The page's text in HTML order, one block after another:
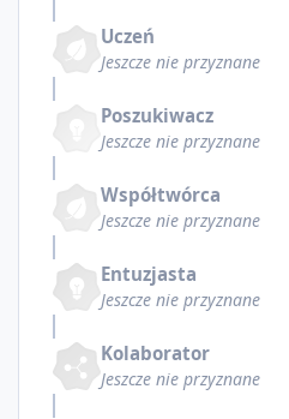
Uczeń
Jeszcze nie przyznane
Poszukiwacz
Jeszcze nie przyznane
Współtwórca
Jeszcze nie przyznane
Entuzjasta
Jeszcze nie przyznane
Kolaborator
Jeszcze nie przyznane